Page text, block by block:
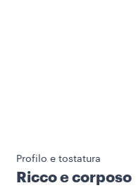
Profilo e tostatura
Ricco e corposo